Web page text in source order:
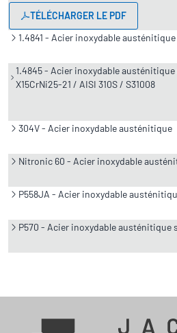
TÉLÉCHARGER LE PDF
1.4841 - Acier inoxydable austénitique
1.4845 - Acier inoxydable
X15CrNi25-21 / AISI 310S / S31008
304V - Acier inoxydable austénitique
Nitronic 60 - Acier inoxydable
P558JA - Acier inoxydable
P570 - Acier inoxydable austénitique